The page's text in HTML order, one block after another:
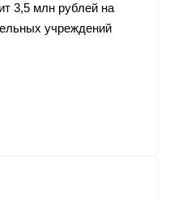
3,5 млн рублей на
учреждений